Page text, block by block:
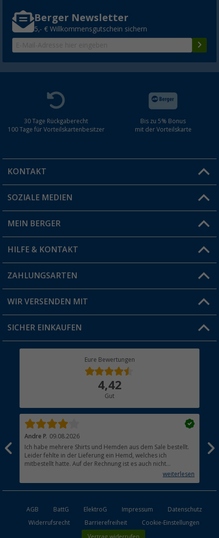
Berger Newsletter
5,- € Willkommensgutschein sichern
30 Tage Rückgaberecht
100 Tage für Vorteilskartenbesitzer
Bis zu 5% Bonus
mit der Vorteilskarte
KONTAKT
Du hast eine Frage?
Filiale finden
SOZIALE MEDIEN
MEIN BERGER
Vorteilskarte
Blog
Jobs & Karriere
HILFE & KONTAKT
FAQ & Kontakt
Versandinformationen
Rücksendung
ZAHLUNGSARTEN
WIR VERSENDEN MIT
SICHER EINKAUFEN
Eure Bewertungen
4,42
Gut
Andre P. 09.08.2026
Ich habe mehrere Shirts und Hemden aus dem Sale bestellt.
Leider fehlte in der Lieferung ein Hemd, welches ich
mitbestellt hatte. Auf der Rechnung ist es auch nicht
aufgetaucht, aber es gab keinen einzigen Hinweis, dass die
weiterlesen
AGB BattG ElektroG Impressum
Datenschutz
Widerrufsrecht
Barrierefreiheit Cookie-Einstellungen
Vertrag widerrufen